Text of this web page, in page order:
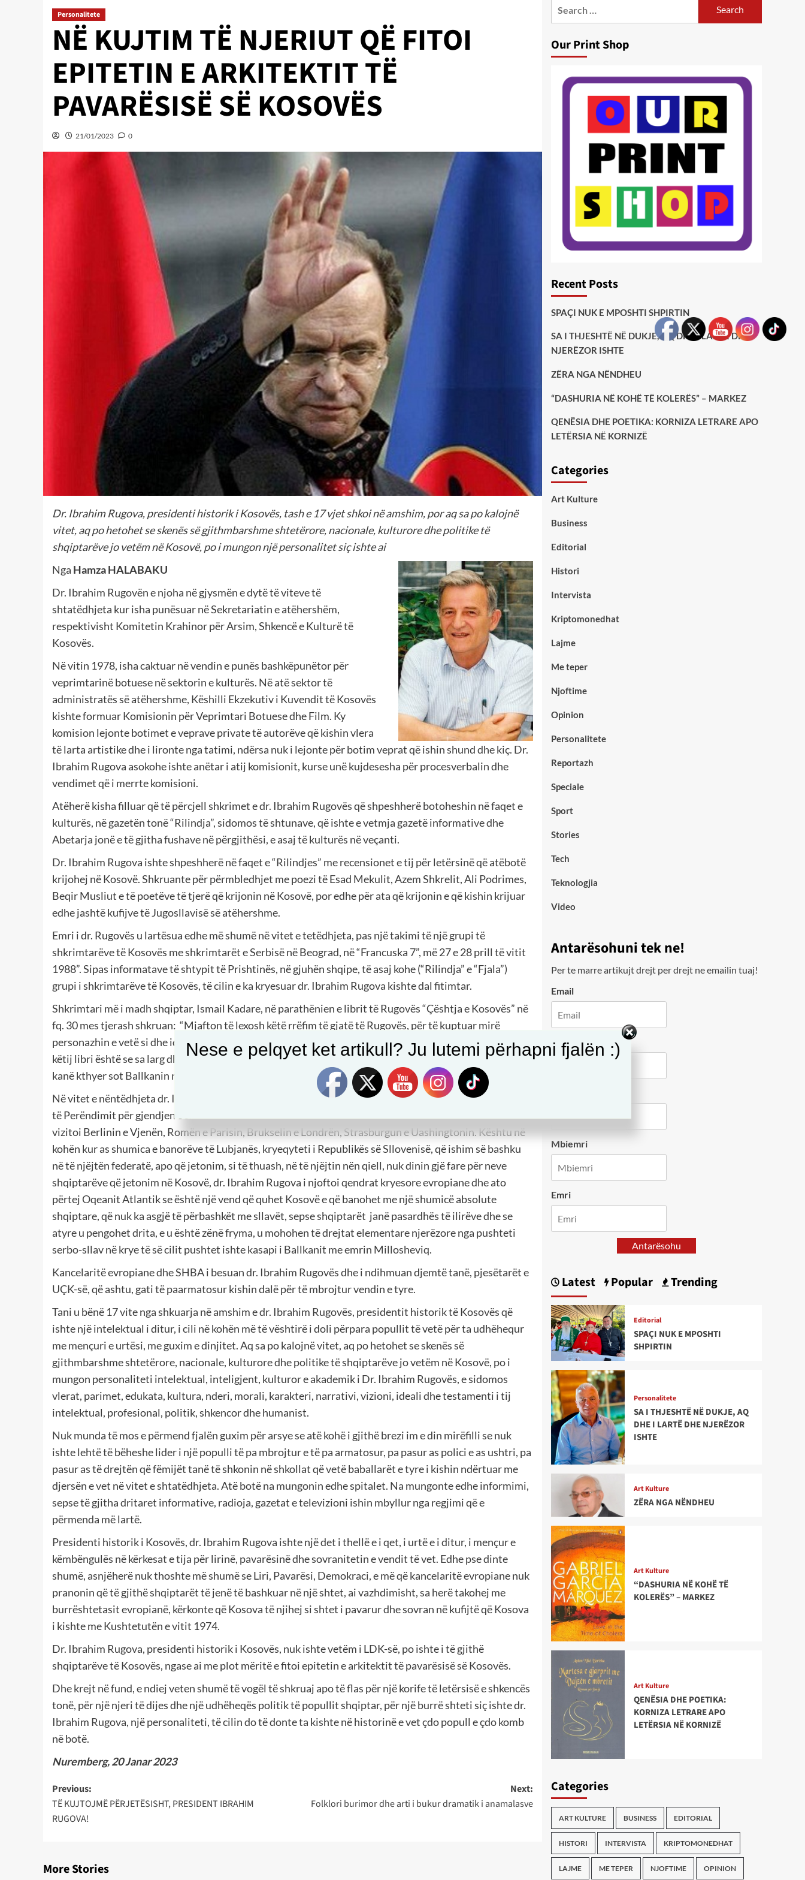
Personalitete
NË KUJTIM TË NJERIUT QË FITOI
EPITETIN E ARKITEKTIT TË
PAVARËSISË SË KOSOVËS
21/01/2023 0
Dr. Ibrahim Rugova, presidenti historik i Kosovës, tash e 17 vjet shkoi në amshim, por aq sa po kalojnë
vitet, aq po hetohet se skenës së gjithmbarshme shtetërore, nacionale, kulturore dhe politike të
shqiptarëve jo vetëm në Kosovë, po i mungon një personalitet siç ishte ai
Nga Hamza HALABAKU
Dr. Ibrahim Rugovën e njoha në gjysmën e dytë të viteve të
shtatëdhjeta kur isha punësuar në Sekretariatin e atëhershëm,
respektivisht Komitetin Krahinor për Arsim, Shkencë e Kulturë të
Kosovës.
Në vitin 1978, isha caktuar në vendin e punës bashkëpunëtor për
veprimtarinë botuese në sektorin e kulturës. Në atë sektor të
administratës së atëhershme, Këshilli Ekzekutiv i Kuvendit të Kosovës
kishte formuar Komisionin për Veprimtari Botuese dhe Film. Ky
komision lejonte botimet e veprave private të autorëve që kishin vlera
të larta artistike dhe i lironte nga tatimi, ndërsa nuk i lejonte për botim veprat që ishin shund dhe kiç. Dr.
Ibrahim Rugova asokohe ishte anëtar i atij komisionit, kurse unë kujdesesha për procesverbalin dhe
vendimet që i merrte komisioni.
Atëherë kisha filluar që të përcjell shkrimet e dr. Ibrahim Rugovës që shpeshherë botoheshin në faqet e
kulturës, në gazetën tonë “Rilindja”, sidomos të shtunave, që ishte e vetmja gazetë informative dhe
Abetarja jonë e të gjitha fushave në përgjithësi, e asaj të kulturës në veçanti.
Dr. Ibrahim Rugova ishte shpeshherë në faqet e “Rilindjes” me recensionet e tij për letërsinë që atëbotë
krijohej në Kosovë. Shkruante për përmbledhjet me poezi të Esad Mekulit, Azem Shkrelit, Ali Podrimes,
Beqir Musliut e të poetëve të tjerë që krijonin në Kosovë, por edhe për ata që krijonin e që kishin krijuar
edhe jashtë kufijve të Jugosllavisë së atëhershme.
Emri i dr. Rugovës u lartësua edhe më shumë në vitet e tetëdhjeta, pas një takimi të një grupi të
shkrimtarëve të Kosovës me shkrimtarët e Serbisë në Beograd, në “Francuska 7”, më 27 e 28 prill të vitit
1988”. Sipas informatave të shtypit të Prishtinës, në gjuhën shqipe, të asaj kohe (“Rilindja” e “Fjala”)
grupi i shkrimtarëve të Kosovës, të cilin e ka kryesuar dr. Ibrahim Rugova kishte dal fitimtar.
Shkrimtari më i madh shqiptar, Ismail Kadare, në parathënien e librit të Rugovës “Çështja e Kosovës” në
fq. 30 mes tjerash shkruan: “Mjafton të lexosh këtë rrëfim të gjatë të Rugovës, për të kuptuar mirë
personazhin e vetë si dhe idetë dhe platformën e tij e të shqiptarëve. Por ajo që kapet edhe më qartë prej
këtij libri është se sa larg dhe sa lart qëndron ky lider shqiptar në krahasim me gjithë liderët e tjerë që e
kanë kthyer sot Ballkanin në log të tërbimit e të zisë”.
Në vitet e nëntëdhjeta dr. Ibrahim Rugova, si kryetar i LDK-së i vizitoi dhe i njoftoi kancelaritë kryesore
të Perëndimit për gjendjen e shqiptarëve në Kosovë dhe në trojet e tyre etnike në Jugosllavi. Atë botë ai
vizitoi Berlinin e Vjenën, Romën e Parisin, Brukselin e Londrën, Strasburgun e Uashingtonin. Kështu në
kohën kur as shumica e banorëve të Lubjanës, kryeqyteti i Republikës së Sllovenisë, që ishim së bashku
në të njëjtën federatë, apo që jetonim, si të thuash, në të njëjtin nën qiell, nuk dinin gjë fare për neve
shqiptarëve që jetonim në Kosovë, dr. Ibrahim Rugova i njoftoi qendrat kryesore evropiane dhe ato
përtej Oqeanit Atlantik se është një vend që quhet Kosovë e që banohet me një shumicë absolute
shqiptare, që nuk ka asgjë të përbashkët me sllavët, sepse shqiptarët janë pasardhës të ilirëve dhe se
atyre u pengohet drita, e u është zënë fryma, u mohohen të drejtat elementare njerëzore nga pushteti
serbo-sllav në krye të së cilit pushtet ishte kasapi i Ballkanit me emrin Millosheviq.
Kancelaritë evropiane dhe SHBA i besuan dr. Ibrahim Rugovës dhe i ndihmuan djemtë tanë, pjesëtarët e
UÇK-së, që ashtu, gati të paarmatosur kishin dalë për të mbrojtur vendin e tyre.
Tani u bënë 17 vite nga shkuarja në amshim e dr. Ibrahim Rugovës, presidentit historik të Kosovës që
ishte një intelektual i ditur, i cili në kohën më të vështirë i doli përpara popullit të vetë për ta udhëhequr
me mençuri e urtësi, me guxim e dinjitet. Aq sa po kalojnë vitet, aq po hetohet se skenës së
gjithmbarshme shtetërore, nacionale, kulturore dhe politike të shqiptarëve jo vetëm në Kosovë, po i
mungon personaliteti intelektual, inteligjent, kulturor e akademik i Dr. Ibrahim Rugovës, e sidomos
vlerat, parimet, edukata, kultura, nderi, morali, karakteri, narrativi, vizioni, ideali dhe testamenti i tij
intelektual, profesional, politik, shkencor dhe humanist.
Nuk munda të mos e përmend fjalën guxim për arsye se atë kohë i gjithë brezi im e din mirëfilli se nuk
ishte lehtë të bëheshe lider i një populli të pa mbrojtur e të pa armatosur, pa pasur as polici e as ushtri, pa
pasur as të drejtën që fëmijët tanë të shkonin në shkollat që vetë baballarët e tyre i kishin ndërtuar me
djersën e vet në vitet e shtatëdhjeta. Atë botë na mungonin edhe spitalet. Na mungonte edhe informimi,
sepse të gjitha dritaret informative, radioja, gazetat e televizioni ishin mbyllur nga regjimi që e
përmenda më lartë.
Presidenti historik i Kosovës, dr. Ibrahim Rugova ishte një det i thellë e i qet, i urtë e i ditur, i mençur e
këmbëngulës në kërkesat e tija për lirinë, pavarësinë dhe sovranitetin e vendit të vet. Edhe pse dinte
shumë, asnjëherë nuk thoshte më shumë se Liri, Pavarësi, Demokraci, e më që kancelaritë evropiane nuk
pranonin që të gjithë shqiptarët të jenë të bashkuar në një shtet, ai vazhdimisht, sa herë takohej me
burrështetasit evropianë, kërkonte që Kosova të njihej si shtet i pavarur dhe sovran në kufijtë që Kosova
i kishte me Kushtetutën e vitit 1974.
Dr. Ibrahim Rugova, presidenti historik i Kosovës, nuk ishte vetëm i LDK-së, po ishte i të gjithë
shqiptarëve të Kosovës, ngase ai me plot mëritë e fitoi epitetin e arkitektit të pavarësisë së Kosovës.
Dhe krejt në fund, e ndiej veten shumë të vogël të shkruaj apo të flas për një korife të letërsisë e shkencës
tonë, për një njeri të dijes dhe një udhëheqës politik të popullit shqiptar, për një burrë shteti siç ishte dr.
Ibrahim Rugova, një personaliteti, të cilin do të donte ta kishte në historinë e vet çdo popull e çdo komb
në botë.
Nuremberg, 20 Janar 2023
Post
navigation
Previous:
TË KUJTOJMË PËRJETËSISHT, PRESIDENT IBRAHIM
RUGOVA!
Next:
Folklori burimor dhe arti i bukur dramatik i anamalasve
More Stories
Our Print Shop
Recent Posts
SPAÇI NUK E MPOSHTI SHPIRTIN
SA I THJESHTË NË DUKJE, AQ DHE I LARTË DHE
NJERËZOR ISHTE
ZËRA NGA NËNDHEU
“DASHURIA NË KOHË TË KOLERËS” – MARKEZ
QENËSIA DHE POETIKA: KORNIZA LETRARE APO
LETËRSIA NË KORNIZË
Categories
Art Kulture
Business
Editorial
Histori
Intervista
Kriptomonedhat
Lajme
Me teper
Njoftime
Opinion
Personalitete
Reportazh
Speciale
Sport
Stories
Tech
Teknologjia
Video
Antarësohuni tek ne!
Per te marre artikujt drejt per drejt ne emailin tuaj!
Email
City
Mbiemri
Emri
Antarësohu
Latest Popular Trending
Editorial
SPAÇI NUK E MPOSHTI
SHPIRTIN
Personalitete
SA I THJESHTË NË DUKJE, AQ
DHE I LARTË DHE NJERËZOR
ISHTE
Art Kulture
ZËRA NGA NËNDHEU
Art Kulture
“DASHURIA NË KOHË TË
KOLERËS” – MARKEZ
Art Kulture
QENËSIA DHE POETIKA:
KORNIZA LETRARE APO
LETËRSIA NË KORNIZË
Categories
ART KULTURE BUSINESS EDITORIAL
HISTORI INTERVISTA KRIPTOMONEDHAT
LAJME ME TEPER NJOFTIME OPINION
Nese e pelqyet ket artikull? Ju lutemi përhapni fjalën :)